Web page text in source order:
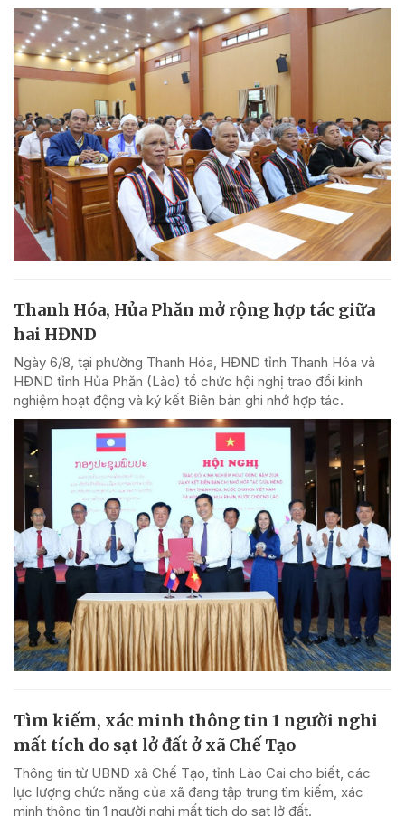
Thanh Hóa, Hủa Phăn mở rộng hợp tác giữa
hai HĐND
Ngày 6/8, tại phường Thanh Hóa, HĐND tỉnh Thanh Hóa và
HĐND tỉnh Hủa Phăn (Lào) tổ chức hội nghị trao đổi kinh
nghiệm hoạt động và ký kết Biên bản ghi nhớ hợp tác.
Tìm kiếm, xác minh thông tin 1 người nghi
mất tích do sạt lở đất ở xã Chế Tạo
Thông tin từ UBND xã Chế Tạo, tỉnh Lào Cai cho biết, các
lực lượng chức năng của xã đang tập trung tìm kiếm, xác
minh thông tin 1 người nghi mất tích do sạt lở đất.